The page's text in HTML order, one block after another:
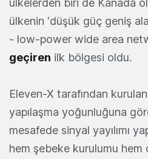
ülkelerden biri de Kanada
ülkenin 'düşük güç geniş
- low-power wide area
geçiren ilk bölgesi oldu.
Eleven-X tarafından
yapılaşma yoğunluğuna
mesafede sinyal yayılımı
hem şebeke kurulumu hem